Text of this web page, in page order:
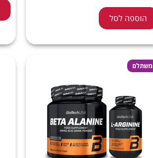
הוספה לסל
משתלם